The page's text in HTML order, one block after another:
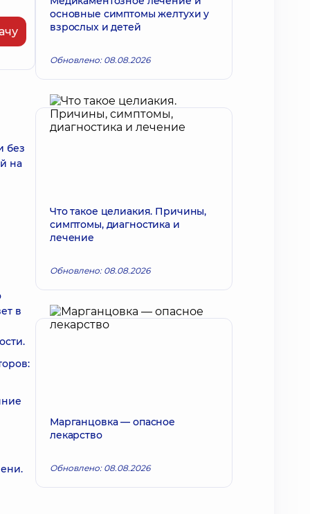
без
на
в
основные симптомы желтухи у
взрослых и детей
Обновлено: 08.08.2026
Что такое целиакия. Причины,
симптомы, диагностика и
лечение
Обновлено: 08.08.2026
Марганцовка — опасное
лекарство
Обновлено: 08.08.2026